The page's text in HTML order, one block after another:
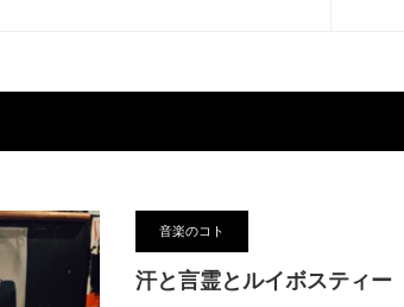
音楽のコト
汗と言霊とルイボスティー